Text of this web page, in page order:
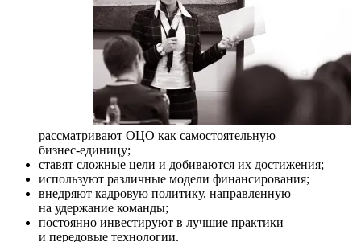
рассматривают ОЦО как самостоятельную
бизнес-единицу;
ставят сложные цели и добиваются их достижения;
используют различные модели финансирования;
внедряют кадровую политику, направленную
на удержание команды;
постоянно инвестируют в лучшие практики
и передовые технологии.